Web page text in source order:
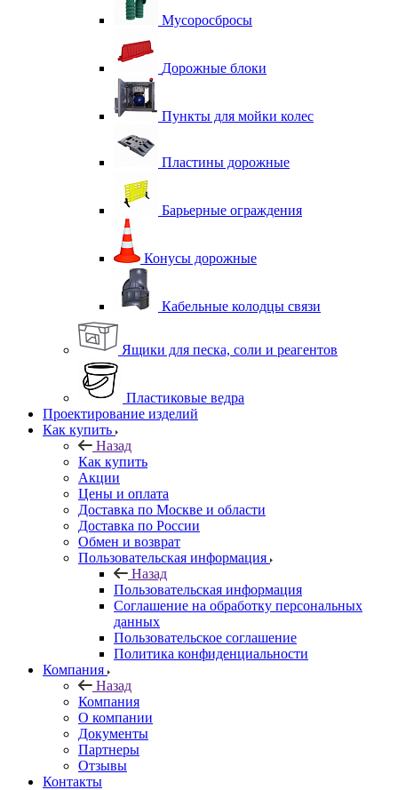
Мусоросбросы
Дорожные блоки
Пункты для мойки колес
Пластины дорожные
Барьерные ограждения
Конусы дорожные
Кабельные колодцы связи
Ящики для песка, соли и реагентов
Пластиковые ведра
Проектирование изделий
Как купить
Назад
Как купить
Акции
Цены и оплата
Доставка по Москве и области
Доставка по России
Обмен и возврат
Пользовательская информация
Назад
Пользовательская информация
Соглашение на обработку персональных
данных
Пользовательское соглашение
Политика конфиденциальности
Компания
Назад
Компания
О компании
Документы
Партнеры
Отзывы
Контакты